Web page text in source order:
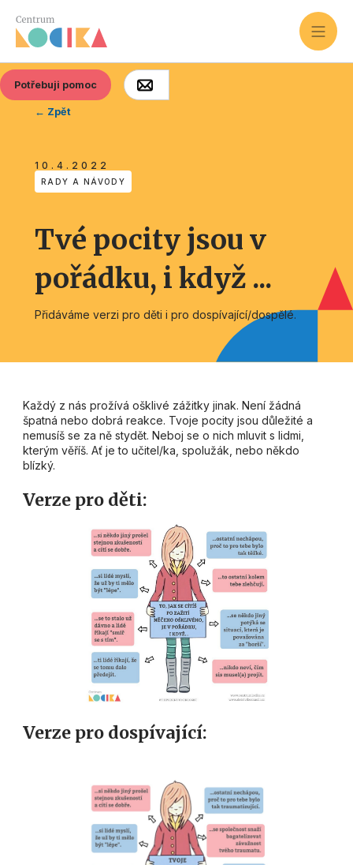
Potřebuji pomoc
← Zpět
10.4.2022
RADY A NÁVODY
Tvé pocity jsou v
pořádku, i když ...
Přidáváme verzi pro děti i pro dospívající/dospělé.
Každý z nás prožívá ošklivé zážitky jinak. Není žádná
špatná nebo dobrá reakce. Tvoje pocity jsou důležité a
nemusíš se za ně stydět. Neboj se o nich mluvit s lidmi,
kterým věříš. Ať je to učitel/ka, spolužák, nebo někdo
blízký.
Verze pro děti:
Verze pro dospívající: